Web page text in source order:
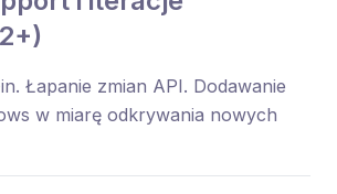
Łapanie zmian API. Dodawanie
w miarę odkrywania nowych